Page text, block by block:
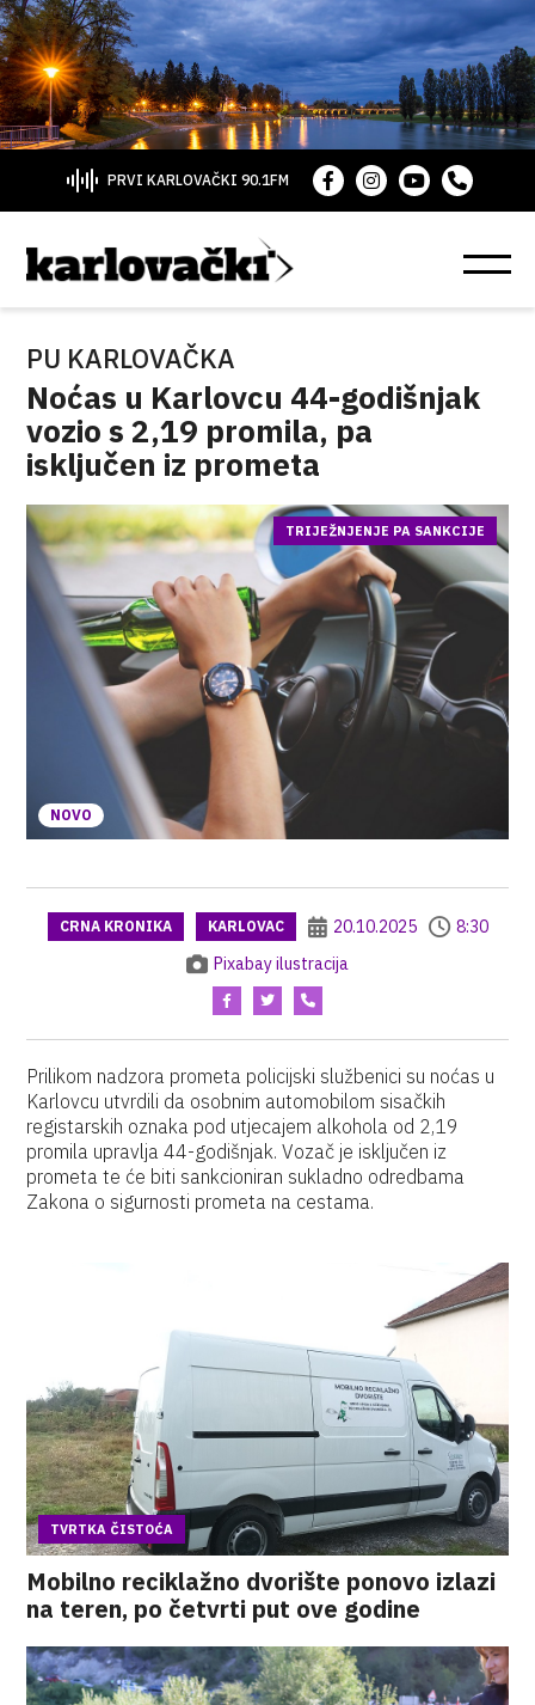
PRVI KARLOVAČKI 90.1FM
PU KARLOVAČKA
Noćas u Karlovcu 44-godišnjak
vozio s 2,19 promila, pa
isključen iz prometa
NOVO
TRIJEŽNJENJE PA SANKCIJE
CRNA KRONIKA KARLOVAC 20.10.2025
8:30
Pixabay ilustracija
Prilikom nadzora prometa policijski službenici su noćas u
Karlovcu utvrdili da osobnim automobilom sisačkih
registarskih oznaka pod utjecajem alkohola od 2,19
promila upravlja 44-godišnjak. Vozač je isključen iz
prometa te će biti sankcioniran sukladno odredbama
Zakona o sigurnosti prometa na cestama.
TVRTKA ČISTOĆA
Mobilno reciklažno dvorište ponovo izlazi
na teren, po četvrti put ove godine